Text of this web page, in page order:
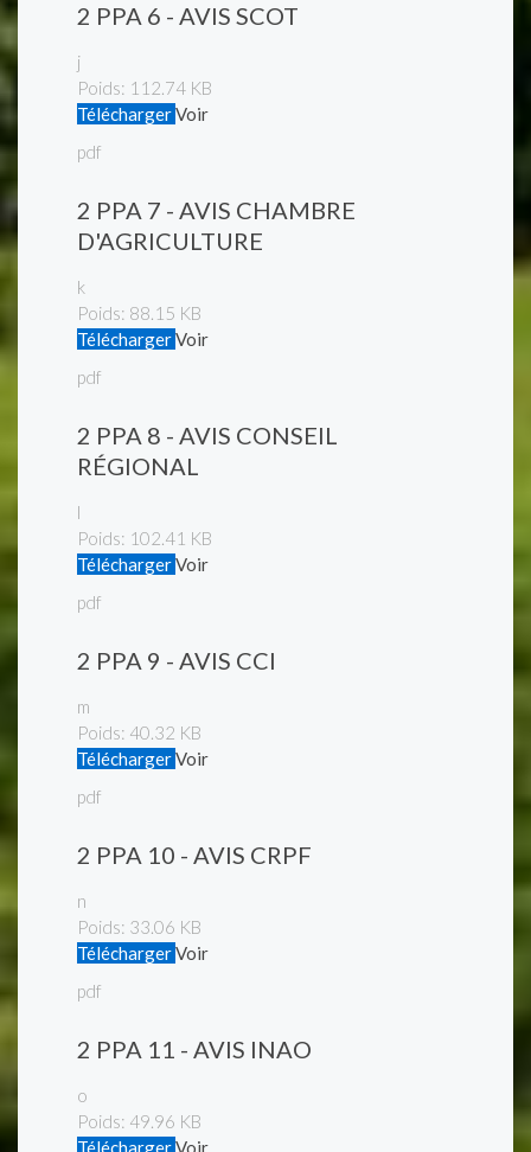
2 PPA 6 - AVIS SCOT
j
Poids: 112.74 KB
TéléchargerVoir
pdf
2 PPA 7 - AVIS CHAMBRE
D'AGRICULTURE
k
Poids: 88.15 KB
TéléchargerVoir
pdf
2 PPA 8 - AVIS CONSEIL
RÉGIONAL
l
Poids: 102.41 KB
TéléchargerVoir
pdf
2 PPA 9 - AVIS CCI
m
Poids: 40.32 KB
TéléchargerVoir
pdf
2 PPA 10 - AVIS CRPF
n
Poids: 33.06 KB
TéléchargerVoir
pdf
2 PPA 11 - AVIS INAO
o
Poids: 49.96 KB
TéléchargerVoir